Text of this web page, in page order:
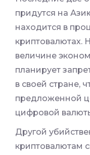
придутся на
находится в
криптовалютах.
величине
планирует
в своей стране,
предложенной
цифровой
Другой
криптовалютам